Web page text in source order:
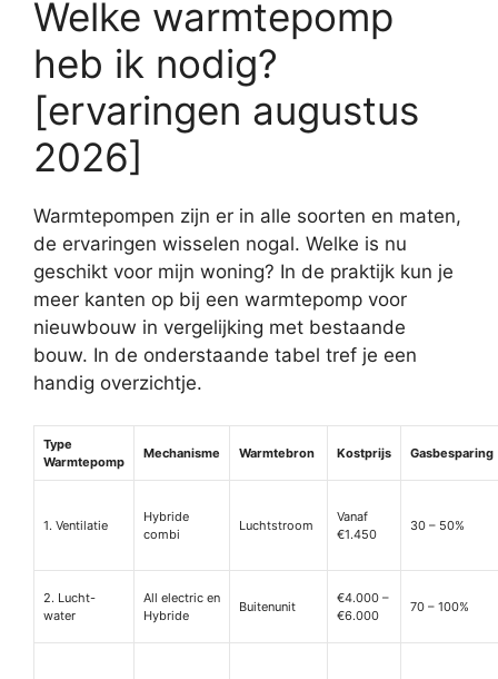
Welke warmtepomp
heb ik nodig?
[ervaringen augustus
2026]
Warmtepompen zijn er in alle soorten en maten,
de ervaringen wisselen nogal. Welke is nu
geschikt voor mijn woning? In de praktijk kun je
meer kanten op bij een warmtepomp voor
nieuwbouw in vergelijking met bestaande
bouw. In de onderstaande tabel tref je een
handig overzichtje.
Type
Warmtepomp
Mechanisme Warmtebron Kostprijs Gasbesparing
1. Ventilatie
Hybride
combi
Luchtstroom
Vanaf
€1.450
30 – 50%
2. Lucht-
water
All electric en
Hybride
Buitenunit
€4.000 –
€6.000
70 – 100%